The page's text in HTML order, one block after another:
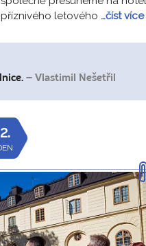
letového …číst více
– Vlastimil Nešetřil
2.